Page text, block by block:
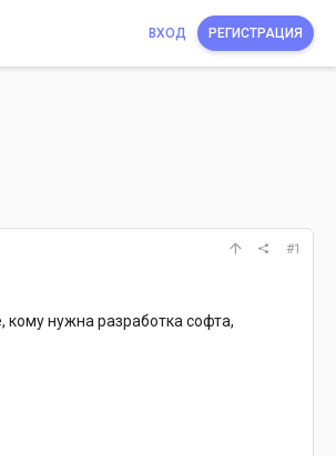
ВХОД РЕГИСТРАЦИЯ
#1
нужна разработка софта,